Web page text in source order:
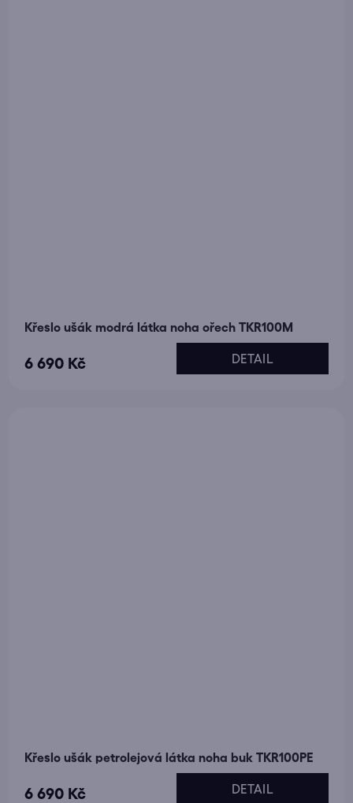
Křeslo ušák modrá látka noha ořech TKR100M
6 690 Kč DETAIL
Křeslo ušák petrolejová látka noha buk TKR100PE
6 690 Kč DETAIL